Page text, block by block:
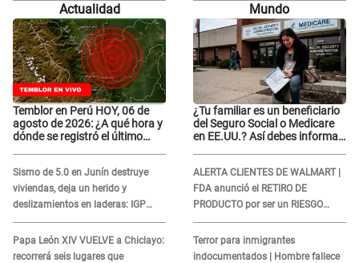
Actualidad
Temblor en Perú HOY, 06 de
agosto de 2026: ¿A qué hora y
dónde se registró el último
Sismo de 5.0 en Junín destruye
viviendas, deja un herido y
deslizamientos en laderas: IGP
alerta sobre posibles réplicas
Papa León XIV VUELVE a Chiclayo:
recorrerá seis lugares que
Mundo
¿Tu familiar es un beneficiario
del Seguro Social o Medicare
en EE.UU.? Así debes informar
ALERTA CLIENTES DE WALMART |
FDA anunció el RETIRO DE
PRODUCTO por ser un RIESGO
MORTAL para consumidores: ¿Cuál
es?
Terror para inmigrantes
indocumentados | Hombre fallece